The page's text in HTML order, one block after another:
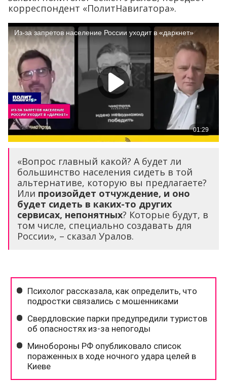
корреспондент «ПолитНавигатора».
«Вопрос главный какой? А будет ли
большинство населения сидеть в той
альтернативе, которую вы предлагаете?
Или произойдет отчуждение, и оно
будет сидеть в каких-то других
сервисах, непонятных? Которые будут, в
том числе, специально создавать для
России», – сказал Уралов.